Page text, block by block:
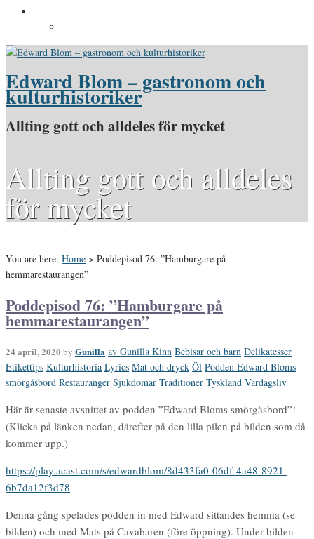
Edward Blom – gastronom och
kulturhistoriker
Allting gott och alldeles för mycket
Allting gott och alldeles
för mycket
You are here: Home > Poddepisod 76: ”Hamburgare på
hemmarestaurangen”
Poddepisod 76: ”Hamburgare på
hemmarestaurangen”
24 april, 2020 by Gunilla av Gunilla Kinn Bebisar och barn Delikatesser
Etikettips Kulturhistoria Lyrics Mat och dryck Öl Podden Edward Bloms
smörgåsbord Restauranger Sjukdomar Traditioner Tyskland Vardagsliv
Här är senaste avsnittet av podden ”Edward Bloms smörgåsbord”!
(Klicka på länken nedan, därefter på den lilla pilen på bilden som då
kommer upp.)
https://play.acast.com/s/edwardblom/8d433fa0-06df-4a48-8921-
6b7da12f3d78
Denna gång spelades podden in med Edward sittandes hemma (se
bilden) och med Mats på Cavabaren (före öppning). Under bilden